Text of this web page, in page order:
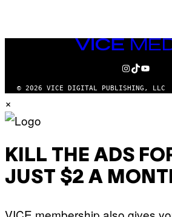
VICE
MEDIA
INSTAGRAM
TIKTOK
© 2026 VICE DIGITAL PUBLISHING, LLC
×
KILL THE ADS
JUST $2 A